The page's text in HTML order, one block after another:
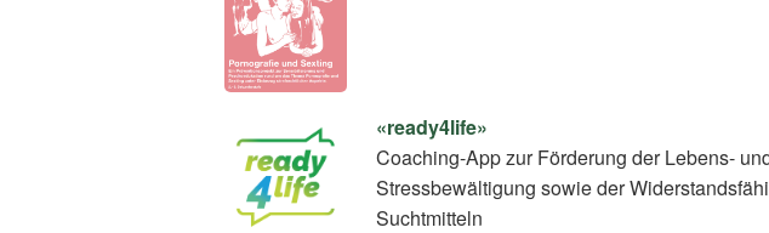
«ready4life»
Coaching-App zur Förderung der Lebens-
Stressbewältigung sowie der
Suchtmitteln